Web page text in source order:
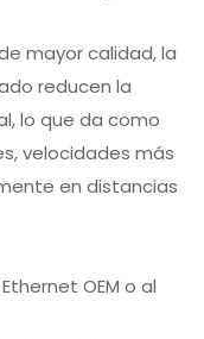
mayor calidad, la
reducen la
lo que da como
velocidades más
en distancias
OEM o al